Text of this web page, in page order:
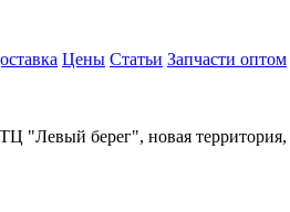
Цены Статьи Запчасти оптом
"Левый берег", новая территория,